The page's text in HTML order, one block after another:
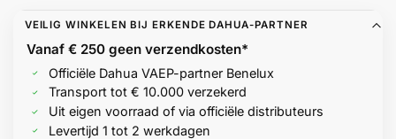
VEILIG WINKELEN BIJ ERKENDE DAHUA-PARTNER
Vanaf € 250 geenverzendkosten*
Officiële Dahua VAEP-partner Benelux
Transport tot € 10.000 verzekerd
Uit eigen voorraad of via officiële distributeurs
Levertijd 1 tot 2 werkdagen